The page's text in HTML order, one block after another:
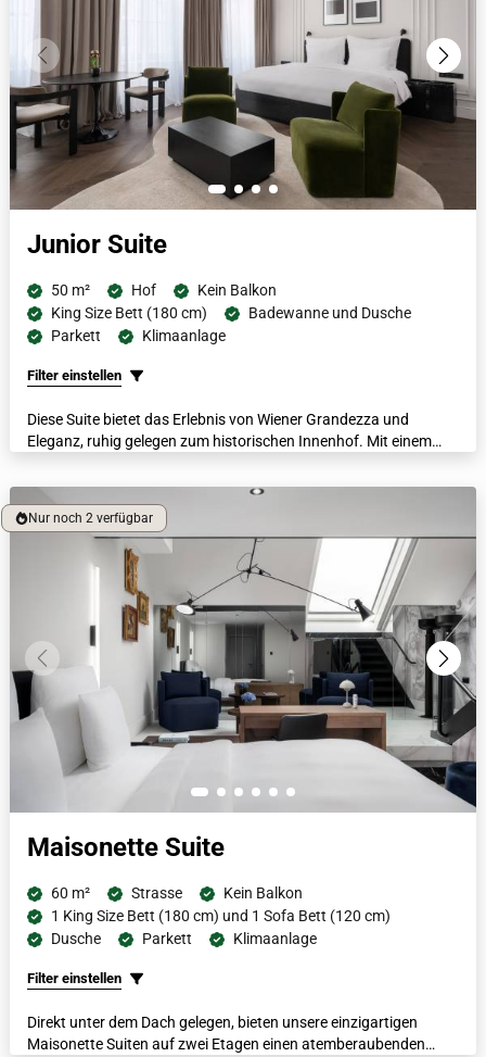
Junior Suite
50 m² Hof
Kein Balkon
King Size Bett (180 cm)
Badewanne und Dusche
Parkett
Klimaanlage
Filter einstellen
Diese Suite bietet das Erlebnis von Wiener Grandezza und
Eleganz, ruhig gelegen zum historischen Innenhof. Mit einem
luxuriösen Bademänteln, beheizten Fußböden und einer
Nespresso-Maschine lässt die offene Aufteilung der Suite die
Gäste in der für Luxus bekannten Stadt schwelgen.
Nur noch 2 verfügbar
Maisonette Suite
60 m² Strasse
Kein Balkon
1 King Size Bett (180 cm) und 1 Sofa Bett (120 cm)
Dusche
Parkett Klimaanlage
Filter einstellen
Direkt unter dem Dach gelegen, bieten unsere einzigartigen
Maisonette Suiten auf zwei Etagen einen atemberaubenden